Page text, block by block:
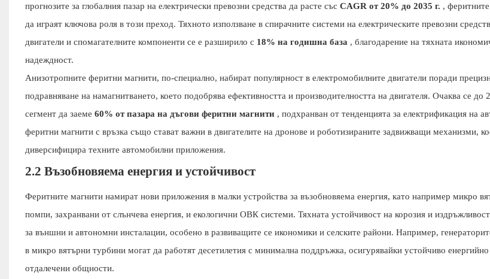
прогнозите за глобалния пазар на електрически превозни средства да расте със CAGR от 20% до 2035 г. ,
да играят ключова роля в този преход. Тяхното използване в спирачните системи на електрическите превозни
двигатели и спомагателните компоненти се е разширило с 18% на годишна база , благодарение на тяхната
надеждност.
Анизотропните феритни магнити, по-специално, набират популярност в електромобилните двигатели поради
подравняване на намагнитването, което подобрява ефективността и производителността на двигателя. Очаква се до
сегмент да заеме 60% от пазара на дъгови феритни магнити, подхранван от тенденцията за електрификация на
феритни магнити с връзка също стават важни в двигателите на дронове и роботизираните задвижващи механизми,
диверсифицира техните автомобилни приложения.
2.2 Възобновяема енергия и устойчивост
Феритните магнити намират нови приложения в малки устройства за възобновяема енергия, като например микро
помпи, захранвани от слънчева енергия, и екологични ОВК системи. Тяхната устойчивост на корозия и
за външни и автономни инсталации, особено в развиващите се икономики и селските райони. Например,
в микро вятърни турбини могат да работят десетилетия с минимална поддръжка, осигурявайки устойчиво
отдалечени общности.